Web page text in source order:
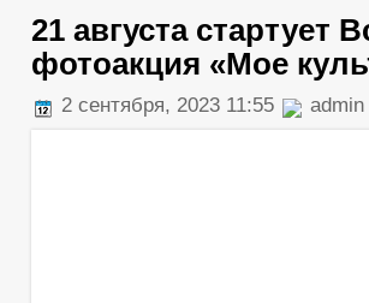
21 августа стартует
фотоакция «Мое
2 сентября, 2023 11:55 admin